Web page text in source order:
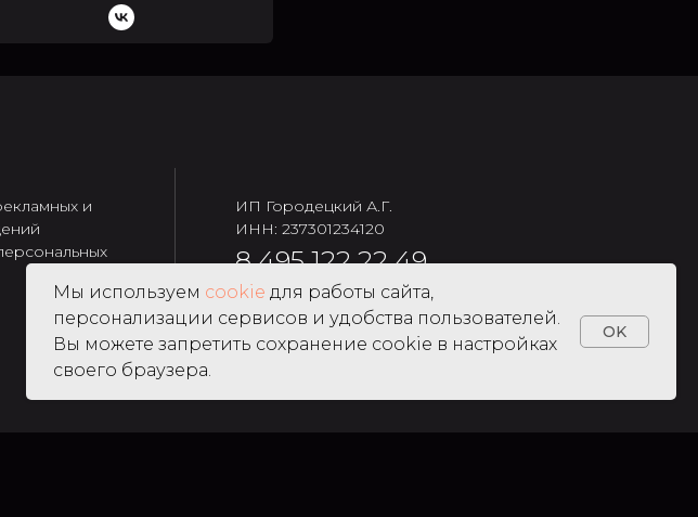
и
ИП Городецкий А.Г.
ИНН: 237301234120
8 495 122 22 49
Мы используем cookie для работы сайта,
персонализации сервисов и удобства пользователей.
Вы можете запретить сохранение cookie в настройках
своего браузера.
OK